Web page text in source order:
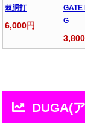
棘胴打
6,000円
GATE
G
DUGA(